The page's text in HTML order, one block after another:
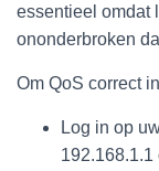
essentieel omdat
ononderbroken
Om QoS correct
Log in op
192.168.1.1